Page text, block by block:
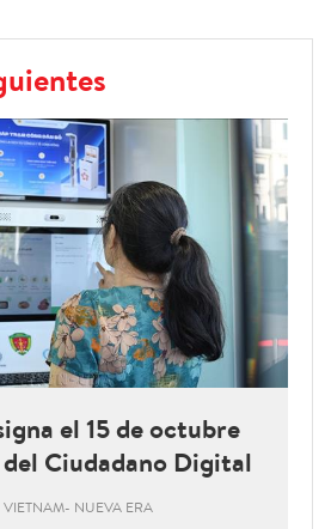
el 15 de octubre
Ciudadano Digital
VIETNAM- NUEVA ERA